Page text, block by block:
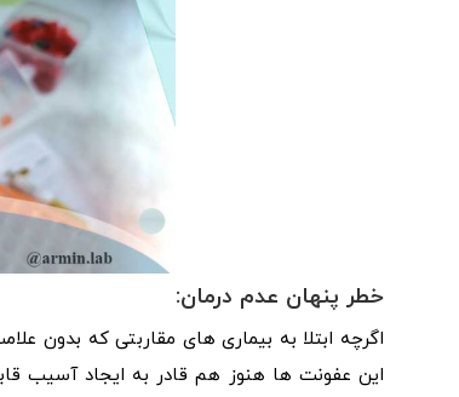
خطر پنهان عدم درمان:
اگرچه ابتلا به بیماری های مقاربتی که بدون
این عفونت ها هنوز هم قادر به ایجاد آسیب